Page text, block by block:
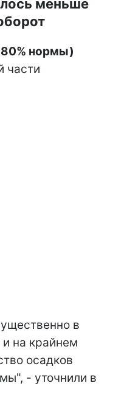
меньше
нормы)
части
в
на крайнем
осадков
- уточнили в